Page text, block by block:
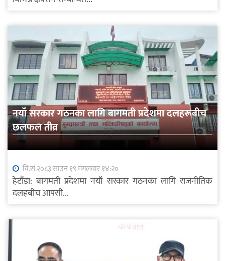
नयाँ सरकार गठनका लागि बागमती प्रदेशमा दलहरूबीच
छलफल तीव्र
वि.सं.२०८३ साउन १९ मंगलवार १४:२०
हेटौंडा: बागमती प्रदेशमा नयाँ सरकार गठनका लागि राजनीतिक
दलहबीच आपसी...